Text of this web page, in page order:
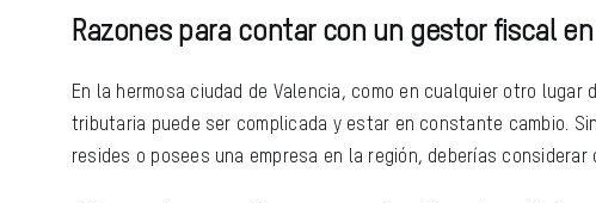
Razones para contar con un gestor fiscal
En la hermosa ciudad de Valencia, como en cualquier otro
tributaria puede ser complicada y estar en constante cambio.
resides o posees una empresa en la región, deberías